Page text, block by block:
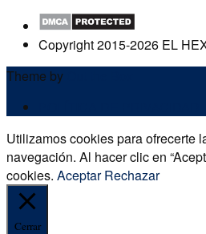
Copyright 2015-2026 EL
Theme by
Utilizamos cookies para ofrecerte
navegación. Al hacer clic en
cookies. Aceptar Rechazar
Cerrar